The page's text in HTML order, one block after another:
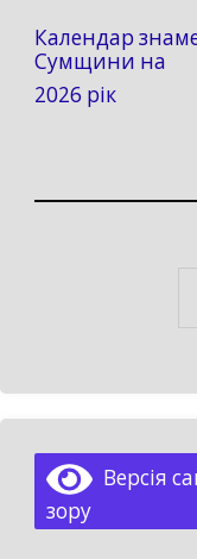
Календар
Сумщини на
2026 рік
Версія
зору